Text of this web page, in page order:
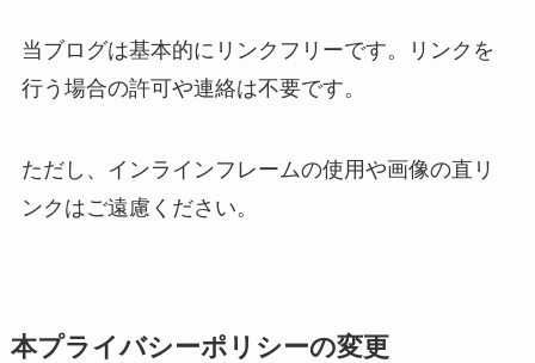
当ブログは基本的にリンクフリーです。リンクを
行う場合の許可や連絡は不要です。
ただし、インラインフレームの使用や画像の直リ
ンクはご遠慮ください。
本プライバシーポリシーの変更